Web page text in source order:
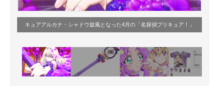
経営リーダーのコミュニティ
マーケ×ITの今がよく分かる
ITエンジニア向け専門サイト
企業向けIT製品の総合サイト
キュアアルカナ・シャドウ旋風となった4月の「名探偵プリキュア！」